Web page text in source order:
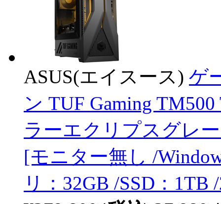
ASUS(エイスース) ゲ
ン TUF Gaming
ラーエクリプスグレ
[モニター無し /
リ：32GB /SSD：